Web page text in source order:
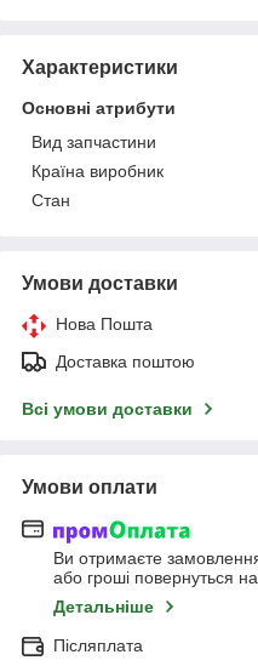
Характеристики
Основні атрибути
Вид запчастини
Країна виробник
Стан
Умови доставки
Нова Пошта
Доставка поштою
Всі умови доставки
Умови оплати
Ви отримаєте
або гроші повернуться
Детальніше
Післяплата